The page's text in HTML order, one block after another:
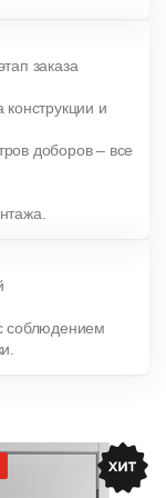
заказа
и
доборов – все
соблюдением